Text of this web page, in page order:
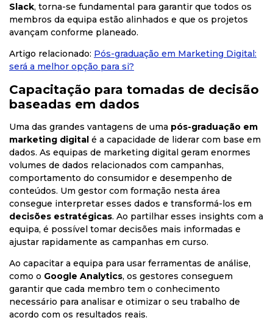
Slack, torna-se fundamental para garantir que todos os
membros da equipa estão alinhados e que os projetos
avançam conforme planeado.
Artigo relacionado: Pós-graduação em Marketing Digital:
será a melhor opção para si?
Capacitação para tomadas de decisão
baseadas em dados
Uma das grandes vantagens de uma pós-graduação em
marketing digital é a capacidade de liderar com base em
dados. As equipas de marketing digital geram enormes
volumes de dados relacionados com campanhas,
comportamento do consumidor e desempenho de
conteúdos. Um gestor com formação nesta área
consegue interpretar esses dados e transformá-los em
decisões estratégicas. Ao partilhar esses insights com a
equipa, é possível tomar decisões mais informadas e
ajustar rapidamente as campanhas em curso.
Ao capacitar a equipa para usar ferramentas de análise,
como o Google Analytics, os gestores conseguem
garantir que cada membro tem o conhecimento
necessário para analisar e otimizar o seu trabalho de
acordo com os resultados reais.